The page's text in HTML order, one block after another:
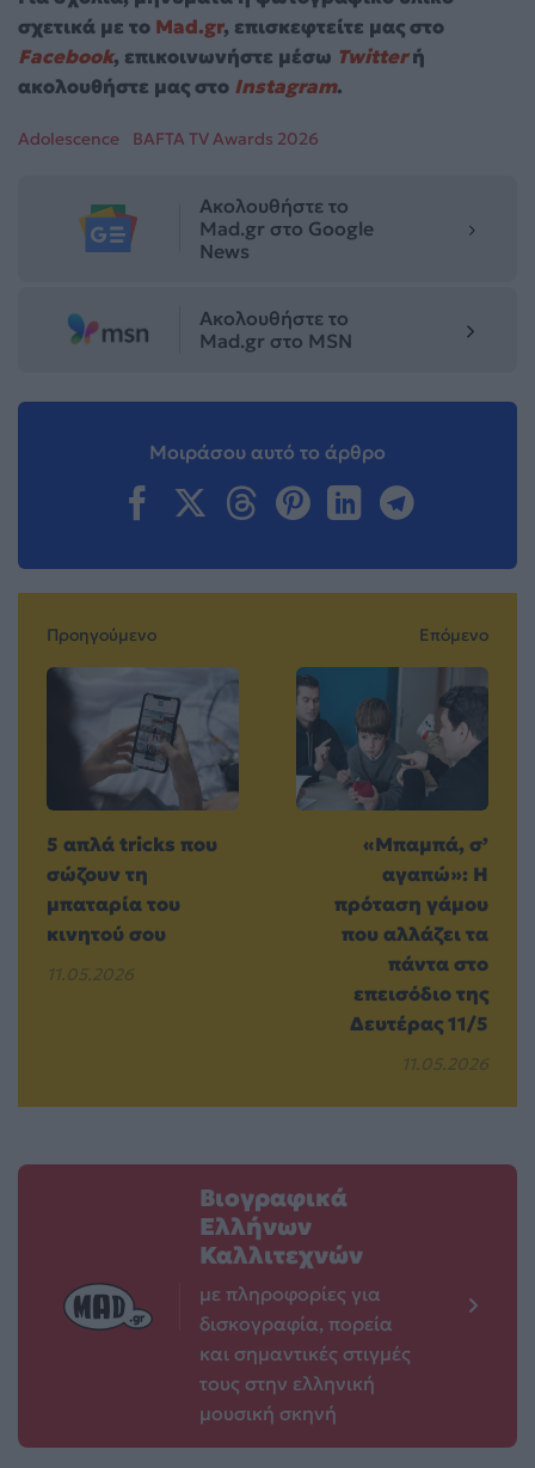
σχετικά με το Mad.gr, επισκεφτείτε μας στο
Facebook, επικοινωνήστε μέσω Twitterή
ακολουθήστε μας στο Instagram.
Adolescence BAFTA TV Awards 2026
Ακολουθήστε το
Mad.gr στο Google
News
Ακολουθήστε το
Mad.gr στο MSN
Μοιράσου αυτό το άρθρο
Προηγούμενο
5 απλά tricks που
σώζουν τη
μπαταρία του
κινητού σου
11.05.2026
Επόμενο
«Μπαμπά, σ’
αγαπώ»: Η
πρόταση γάμου
που αλλάζει τα
πάντα στο
επεισόδιο της
Δευτέρας 11/5
11.05.2026
Βιογραφικά
Ελλήνων
Καλλιτεχνών
με πληροφορίες για
δισκογραφία, πορεία
και σημαντικές στιγμές
τους στην ελληνική
μουσική σκηνή